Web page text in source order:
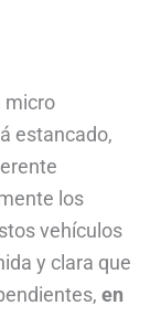
micro
estancado,
los
vehículos
y clara que
en